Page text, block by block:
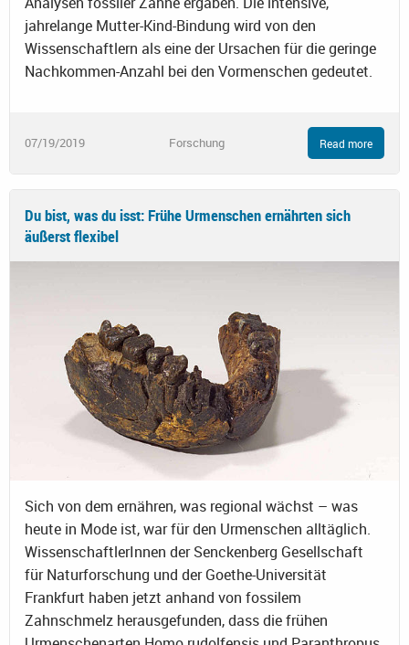
jahrelange Mutter-Kind-Bindung wird von den
Wissenschaftlern als eine der Ursachen für die geringe
Nachkommen-Anzahl bei den Vormenschen gedeutet.
07/19/2019 Forschung Read more
Du bist, was du isst: Frühe Urmenschen ernährten sich
äußerst flexibel
Sich von dem ernähren, was regional wächst – was
heute in Mode ist, war für den Urmenschen alltäglich.
WissenschaftlerInnen der Senckenberg Gesellschaft
für Naturforschung und der Goethe-Universität
Frankfurt haben jetzt anhand von fossilem
Zahnschmelz herausgefunden, dass die frühen